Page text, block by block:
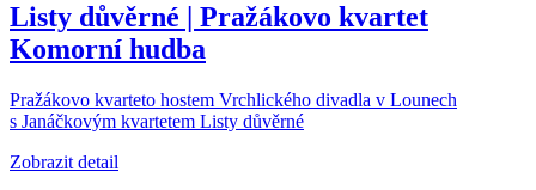
Listy důvěrné | Pražákovo kvartet
Komorní hudba
Pražákovo kvarteto hostem Vrchlického divadla v Lounech
s Janáčkovým kvartetem Listy důvěrné
Zobrazit detail